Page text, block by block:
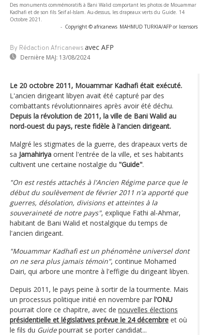
Des monuments commémoratifs à Bani Walid comportant les photos de Mouammar
Kadhafi et de son fils Seif al-Islam. Au-dessus, les drapeaux verts du Guide. 14
Octobre 2021.
- Copyright © africanews MAHMUD TURKIA/AFP or licensors
By Rédaction Africanews avec AFP
Dernière MAJ: 13/08/2024
Le 20 octobre 2011, Mouammar Kadhafi était exécuté.
L'ancien dirigeant libyen avait été capturé par des
combattants révolutionnaires après avoir été déchu.
Depuis la révolution de 2011, la ville de Bani Walid au
nord-ouest du pays, reste fidèle à l'ancien dirigeant.
Malgré les stigmates de la guerre, des drapeaux verts de
sa Jamahiriya ornent l'entrée de la ville, et ses habitants
cultivent une certaine nostalgie du "Guide".
"On est restés attachés à l'Ancien Régime parce que le
début du soulèvement de février 2011 n'a apporté que
guerres, désolation, divisions et atteintes à la
souveraineté de notre pays", explique Fathi al-Ahmar,
habitant de Bani Walid et nostalgique du temps de
l'ancien dirigeant.
"Mouammar Kadhafi est un phénomène universel dont
on ne sera plus jamais témoin", continue Mohamed
Dairi, qui arbore une montre à l'effigie du dirigeant libyen.
Depuis 2011, le pays peine à sortir de la tourmente. Mais
un processus politique initié en novembre par l'ONU
pourrait clore ce chapitre, avec de nouvelles élections
présidentielle et législatives prévue le 24 décembre et où
le fils du Guidepourrait se porter candidat...